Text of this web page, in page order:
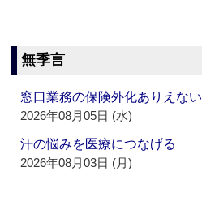
無季言
窓口業務の保険外化ありえない
2026年08月05日 (水)
汗の悩みを医療につなげる
2026年08月03日 (月)